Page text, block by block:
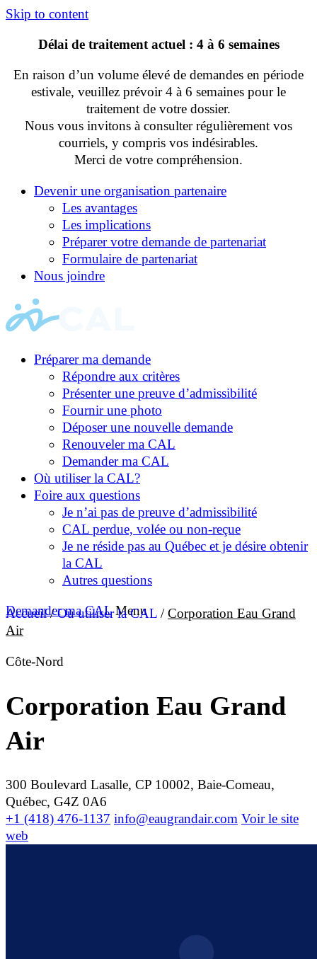
Skip to content
Délai de traitement actuel : 4 à 6 semaines
En raison d’un volume élevé de demandes en période
estivale, veuillez prévoir 4 à 6 semaines pour le
traitement de votre dossier.
Nous vous invitons à consulter régulièrement vos
courriels, y compris vos indésirables.
Merci de votre compréhension.
Devenir une organisation partenaire
Les avantages
Les implications
Préparer votre demande de partenariat
Formulaire de partenariat
Nous joindre
Préparer ma demande
Répondre aux critères
Présenter une preuve d’admissibilité
Fournir une photo
Déposer une nouvelle demande
Renouveler ma CAL
Demander ma CAL
Où utiliser la CAL?
Foire aux questions
Je n’ai pas de preuve d’admissibilité
CAL perdue, volée ou non-reçue
Je ne réside pas au Québec et je désire obtenir
la CAL
Autres questions
Demander ma CAL Menu
Accueil/Où utiliser la CAL /Corporation Eau Grand
Air
Côte-Nord
Corporation Eau Grand
Air
300 Boulevard Lasalle, CP 10002, Baie-Comeau,
Québec, G4Z 0A6
+1 (418) 476-1137 info@eaugrandair.com Voir le site
web